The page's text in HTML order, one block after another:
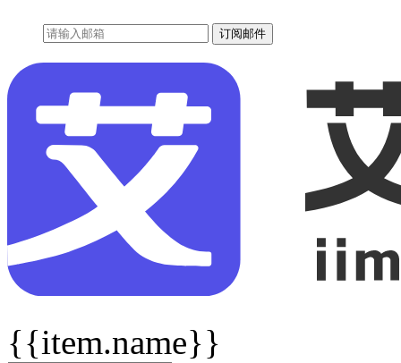
订阅邮件
{{item.name}}